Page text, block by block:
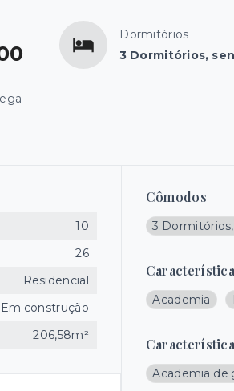
Dormitórios
3 Dormitórios,
Cômodos
3
Academia
Academia de
10
26
Residencial
Em construção
206,58m²